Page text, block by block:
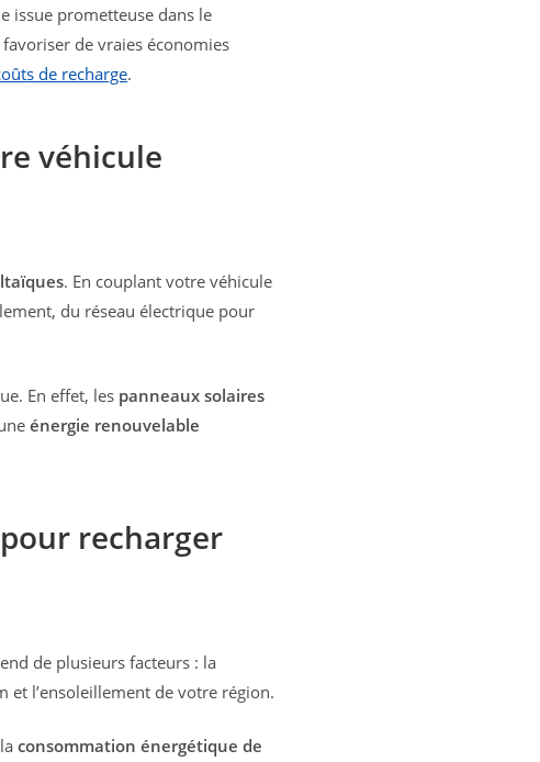
issue prometteuse dans le
de vraies économies
de recharge.
véhicule
. En couplant votre véhicule
du réseau électrique pour
En effet, les panneaux solaires
énergie renouvelable
recharger
de plusieurs facteurs : la
l’ensoleillement de votre région.
consommation énergétique de